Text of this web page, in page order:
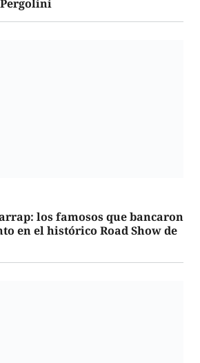
los famosos que bancaron
en el histórico Road Show de